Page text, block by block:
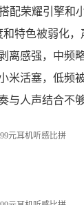
配荣耀引擎和
和特色被弱化
离感强，中频
米活塞，低频
与人声结合不